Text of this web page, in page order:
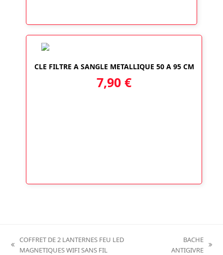
CLE FILTRE A SANGLE METALLIQUE 50 A 95 CM
7,90 €
previous
COFFRET DE 2 LANTERNES FEU LED
MAGNETIQUES WIFI SANS FIL
next
BACHE
ANTIGIVRE